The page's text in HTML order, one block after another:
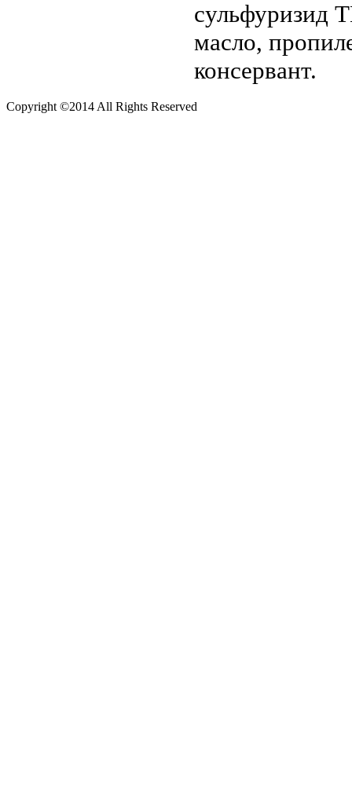
сульфуризид
масло,
консервант.
Copyright ©2014 All Rights Reserved